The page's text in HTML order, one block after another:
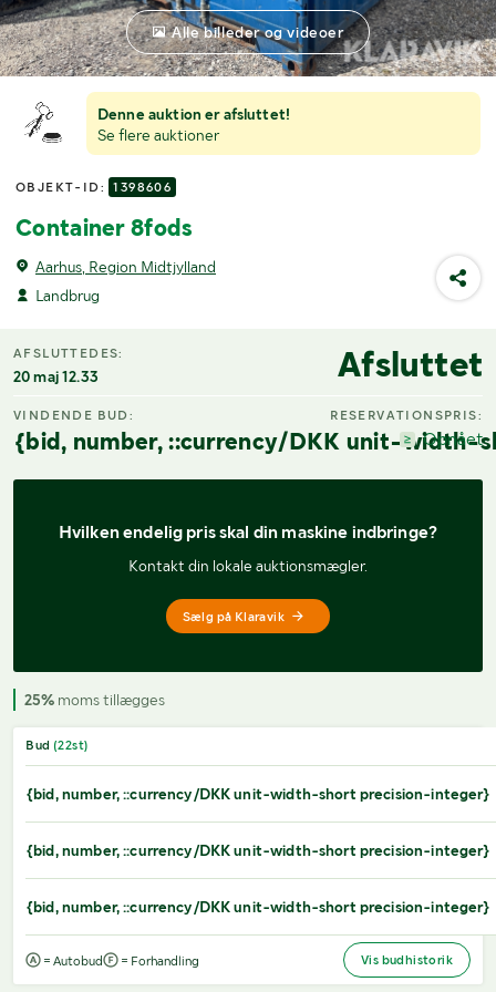
Denne auktion er afsluttet!
Se flere auktioner
OBJEKT-ID: 1398606
Container 8fods
Aarhus, Region Midtjylland
Landbrug
Alle billeder og videoer
AFSLUTTEDES:
20 maj 12.33 Afsluttet
VINDENDE BUD:
{bid, number, ::currency/DKK unit-width-
RESERVATIONSPRIS:
Opnået
Hvilken endelig pris skal din maskine indbringe?
Kontakt din lokale auktionsmægler.
Sælg på Klaravik
25% moms tillægges
Bud (22st)
{bid, number, ::currency/DKK unit-width-short precision-integer}
{bid, number, ::currency/DKK unit-width-short precision-integer}
{bid, number, ::currency/DKK unit-width-short precision-integer}
= Autobud = Forhandling Vis budhistorik